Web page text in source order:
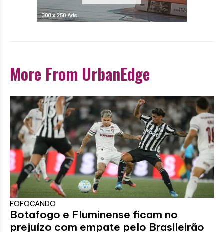
More From UrbanEdge
FOFOCANDO
Botafogo e Fluminense ficam no
prejuízo com empate pelo Brasileirão